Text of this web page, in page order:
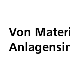
Von